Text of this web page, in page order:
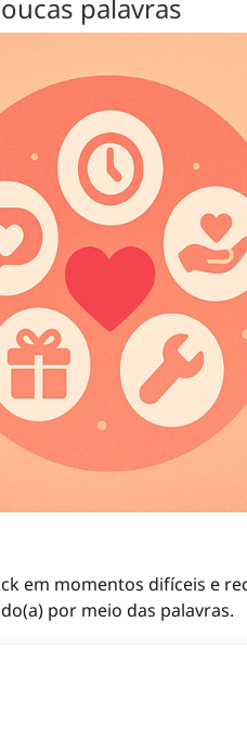
palavras
em momentos difíceis e
por meio das palavras.